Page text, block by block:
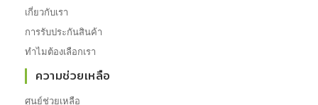
เกี่ยวกับเรา
การรับประกันสินค้า
ทำไมต้องเลือกเรา
ความช่วยเหลือ
ศูนย์ช่วยเหลือ